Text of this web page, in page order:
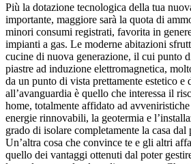
Più la dotazione tecnologica della tua
importante, maggiore sarà la quota di
minori consumi registrati, favorita in
impianti a gas. Le moderne abitazioni
cucine di nuova generazione, il cui punto
piastre ad induzione elettromagnetica,
da un punto di vista prettamente estetico e
all’avanguardia è quello che interessa il
home, totalmente affidato ad
energie rinnovabili, la geotermia e
grado di isolare completamente la casa
Un’altra cosa che convince te e gli altri
quello dei vantaggi ottenuti dal poter